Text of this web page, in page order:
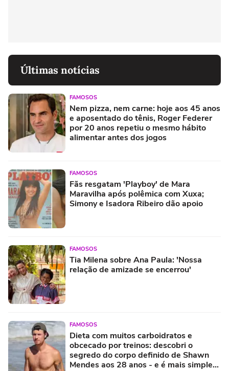
Últimas notícias
FAMOSOS
Nem pizza, nem carne: hoje aos 45 anos
e aposentado do tênis, Roger Federer
por 20 anos repetiu o mesmo hábito
alimentar antes dos jogos
FAMOSOS
Fãs resgatam 'Playboy' de Mara
Maravilha após polêmica com Xuxa;
Simony e Isadora Ribeiro dão apoio
FAMOSOS
Tia Milena sobre Ana Paula: 'Nossa
relação de amizade se encerrou'
FAMOSOS
Dieta com muitos carboidratos e
obcecado por treinos: descobri o
segredo do corpo definido de Shawn
Mendes aos 28 anos - e é mais simples